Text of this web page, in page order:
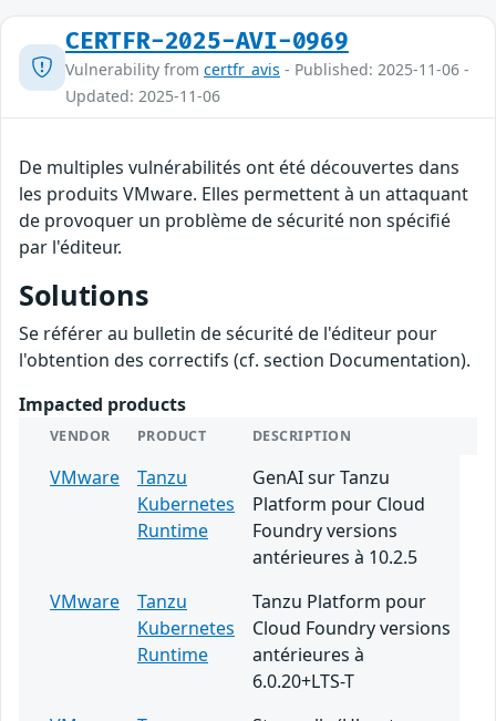
CERTFR-2025-AVI-0969
Vulnerability from certfr_avis - Published: 2025-11-06 -
Updated: 2025-11-06
De multiples vulnérabilités ont été découvertes dans
les produits VMware. Elles permettent à un attaquant
de provoquer un problème de sécurité non spécifié
par l'éditeur.
Solutions
Se référer au bulletin de sécurité de l'éditeur pour
l'obtention des correctifs (cf. section Documentation).
Impacted products
VENDOR PRODUCT DESCRIPTION
VMware
Tanzu
Kubernetes
Runtime
GenAI sur Tanzu
Platform pour Cloud
Foundry versions
antérieures à 10.2.5
VMware
Tanzu
Kubernetes
Runtime
Tanzu Platform pour
Cloud Foundry versions
antérieures à
6.0.20+LTS-T